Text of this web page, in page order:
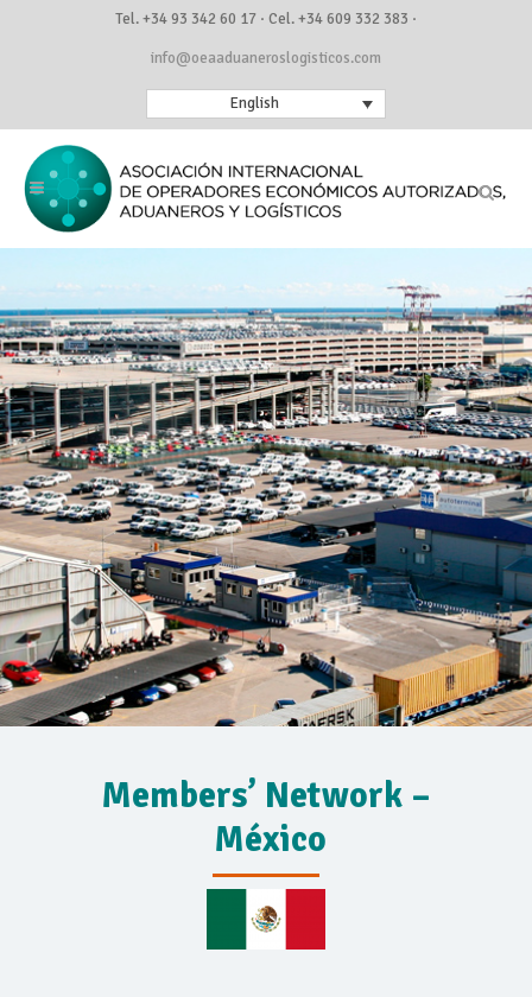
Tel. +34 93 342 60 17 · Cel. +34 609 332 383 ·
info@oeaaduaneroslogisticos.com
English
Members’ Network –
México